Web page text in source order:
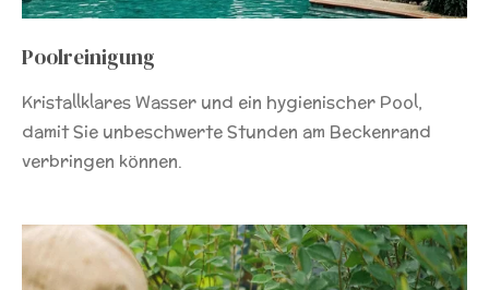
Poolreinigung
Kristallklares Wasser und ein hygienischer Pool,
damit Sie unbeschwerte Stunden am Beckenrand
verbringen können.